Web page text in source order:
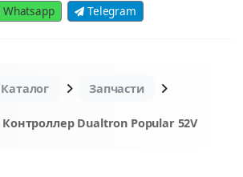
Whatsapp
Telegram
Каталог Запчасти
Контроллер Dualtron Popular 52V